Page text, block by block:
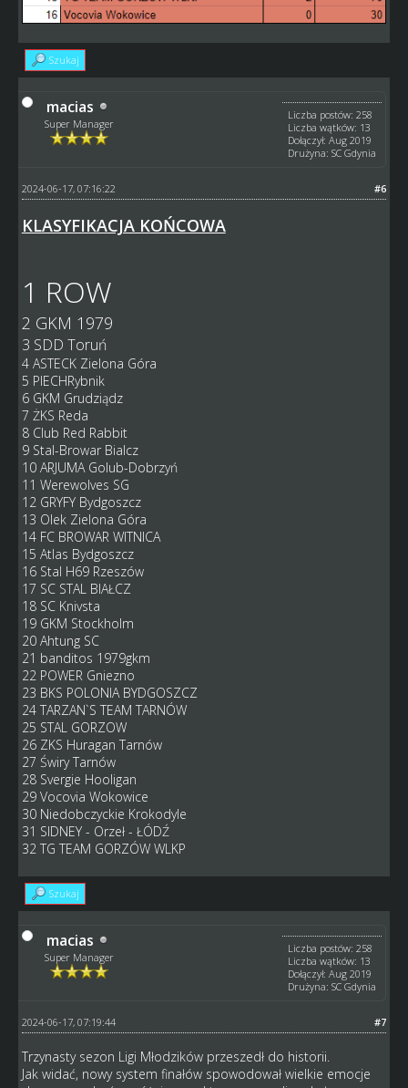
Szukaj
macias
Super Manager
Liczba postów: 258
Liczba wątków: 13
Dołączył: Aug 2019
Drużyna: SC Gdynia
#6
2024-06-17, 07:16:22
KLASYFIKACJA KOŃCOWA
1 ROW
2 GKM 1979
3 SDD Toruń
4 ASTECK Zielona Góra
5 PIECHRybnik
6 GKM Grudziądz
7 ŻKS Reda
8 Club Red Rabbit
9 Stal-Browar Bialcz
10 ARJUMA Golub-Dobrzyń
11 Werewolves SG
12 GRYFY Bydgoszcz
13 Olek Zielona Góra
14 FC BROWAR WITNICA
15 Atlas Bydgoszcz
16 Stal H69 Rzeszów
17 SC STAL BIAŁCZ
18 SC Knivsta
19 GKM Stockholm
20 Ahtung SC
21 banditos 1979gkm
22 POWER Gniezno
23 BKS POLONIA BYDGOSZCZ
24 TARZAN`S TEAM TARNÓW
25 STAL GORZOW
26 ZKS Huragan Tarnów
27 Świry Tarnów
28 Svergie Hooligan
29 Vocovia Wokowice
30 Niedobczyckie Krokodyle
31 SIDNEY - Orzeł - ŁÓDŹ
32 TG TEAM GORZÓW WLKP
Szukaj
macias
Super Manager
Liczba postów: 258
Liczba wątków: 13
Dołączył: Aug 2019
Drużyna: SC Gdynia
#7
2024-06-17, 07:19:44
Trzynasty sezon Ligi Młodzików przeszedł do historii.
Jak widać, nowy system finałów spowodował wielkie emocje